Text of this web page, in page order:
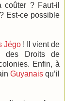
? Faut-il
Est-ce possible
Jégo! Il vient de
des Droits de
Enfin, à
Guyanaisqu’il